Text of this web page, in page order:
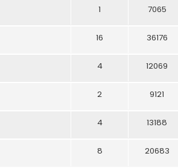
1 7065
16 36176
4 12069
2 9121
4 13188
8 20683